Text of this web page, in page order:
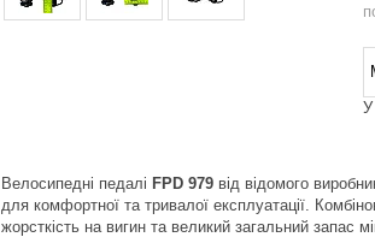
У
Велосипедні педалі FPD 979 від відомого
для комфортної та тривалої експлуатації.
жорсткість на вигин та великий загальний запас